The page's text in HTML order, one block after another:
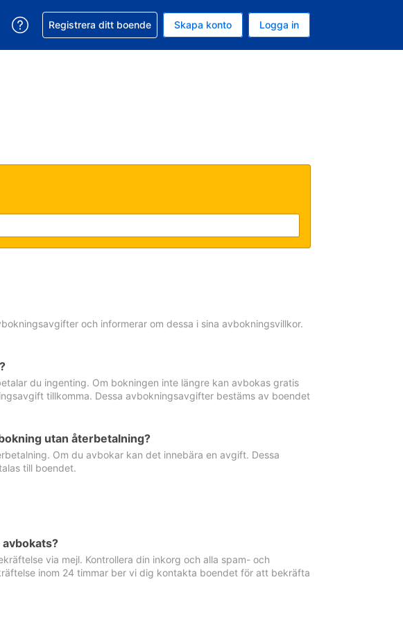
nuvarande valuta är Amerikanska dollar
Ditt nuvarande språk är Svenska
Få hjälp med din bokning
Registrera ditt boende Skapa konto Logga in
och informerar om dessa i sina avbokningsvillkor.
du ingenting. Om bokningen inte längre kan avbokas gratis
tillkomma. Dessa avbokningsavgifter bestäms av boendet
utan återbetalning?
Om du avbokar kan det innebära en avgift. Dessa
till boendet.
via mejl. Kontrollera din inkorg och alla spam- och
inom 24 timmar ber vi dig kontakta boendet för att bekräfta